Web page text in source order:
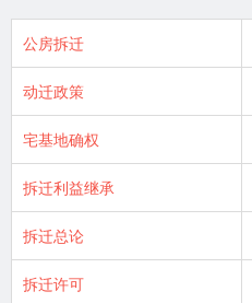
公房拆迁
动迁政策
宅基地确权
拆迁利益继承
拆迁总论
拆迁许可